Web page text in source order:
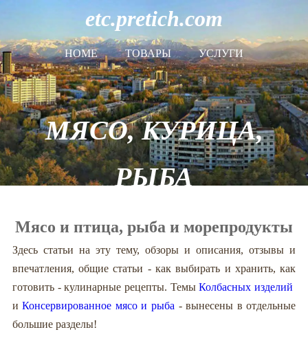
etc.pretich.com
HOME ТОВАРЫ УСЛУГИ
МЯСО, КУРИЦА,
РЫБА
Мясо и птица, рыба и морепродукты
Здесь статьи на эту тему, обзоры и описания, отзывы и
впечатления, общие статьи - как выбирать и хранить, как
готовить - кулинарные рецепты. ТемыКолбасных изделий
иКонсервированное мясо и рыба - вынесены в отдельные
большие разделы!